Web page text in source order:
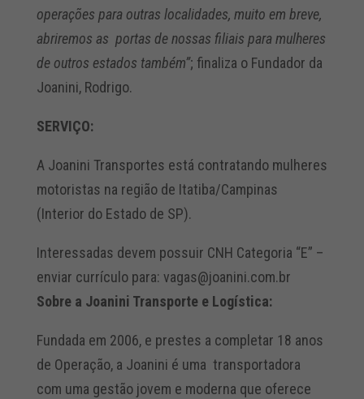
operações para outras localidades, muito em breve,
abriremos as portas de nossas filiais para mulheres
de outros estados também”; finaliza o Fundador da
Joanini, Rodrigo.
SERVIÇO:
A Joanini Transportes está contratando mulheres
motoristas na região de Itatiba/Campinas
(Interior do Estado de SP).
Interessadas devem possuir CNH Categoria “E” –
enviar currículo para: vagas@joanini.com.br
Sobre a Joanini Transporte e Logística:
Fundada em 2006, e prestes a completar 18 anos
de Operação, a Joanini é uma transportadora
com uma gestão jovem e moderna que oferece